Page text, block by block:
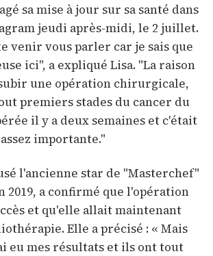
sa mise à jour sur sa santé dans
jeudi après-midi, le 2 juillet.
venir vous parler car je sais que
ici", a expliqué Lisa. "La raison
une opération chirurgicale,
premiers stades du cancer du
il y a deux semaines et c'était
importante."
l'ancienne star de "Masterchef"
2019, a confirmé que l'opération
et qu'elle allait maintenant
Elle a précisé : « Mais
eu mes résultats et ils ont tout